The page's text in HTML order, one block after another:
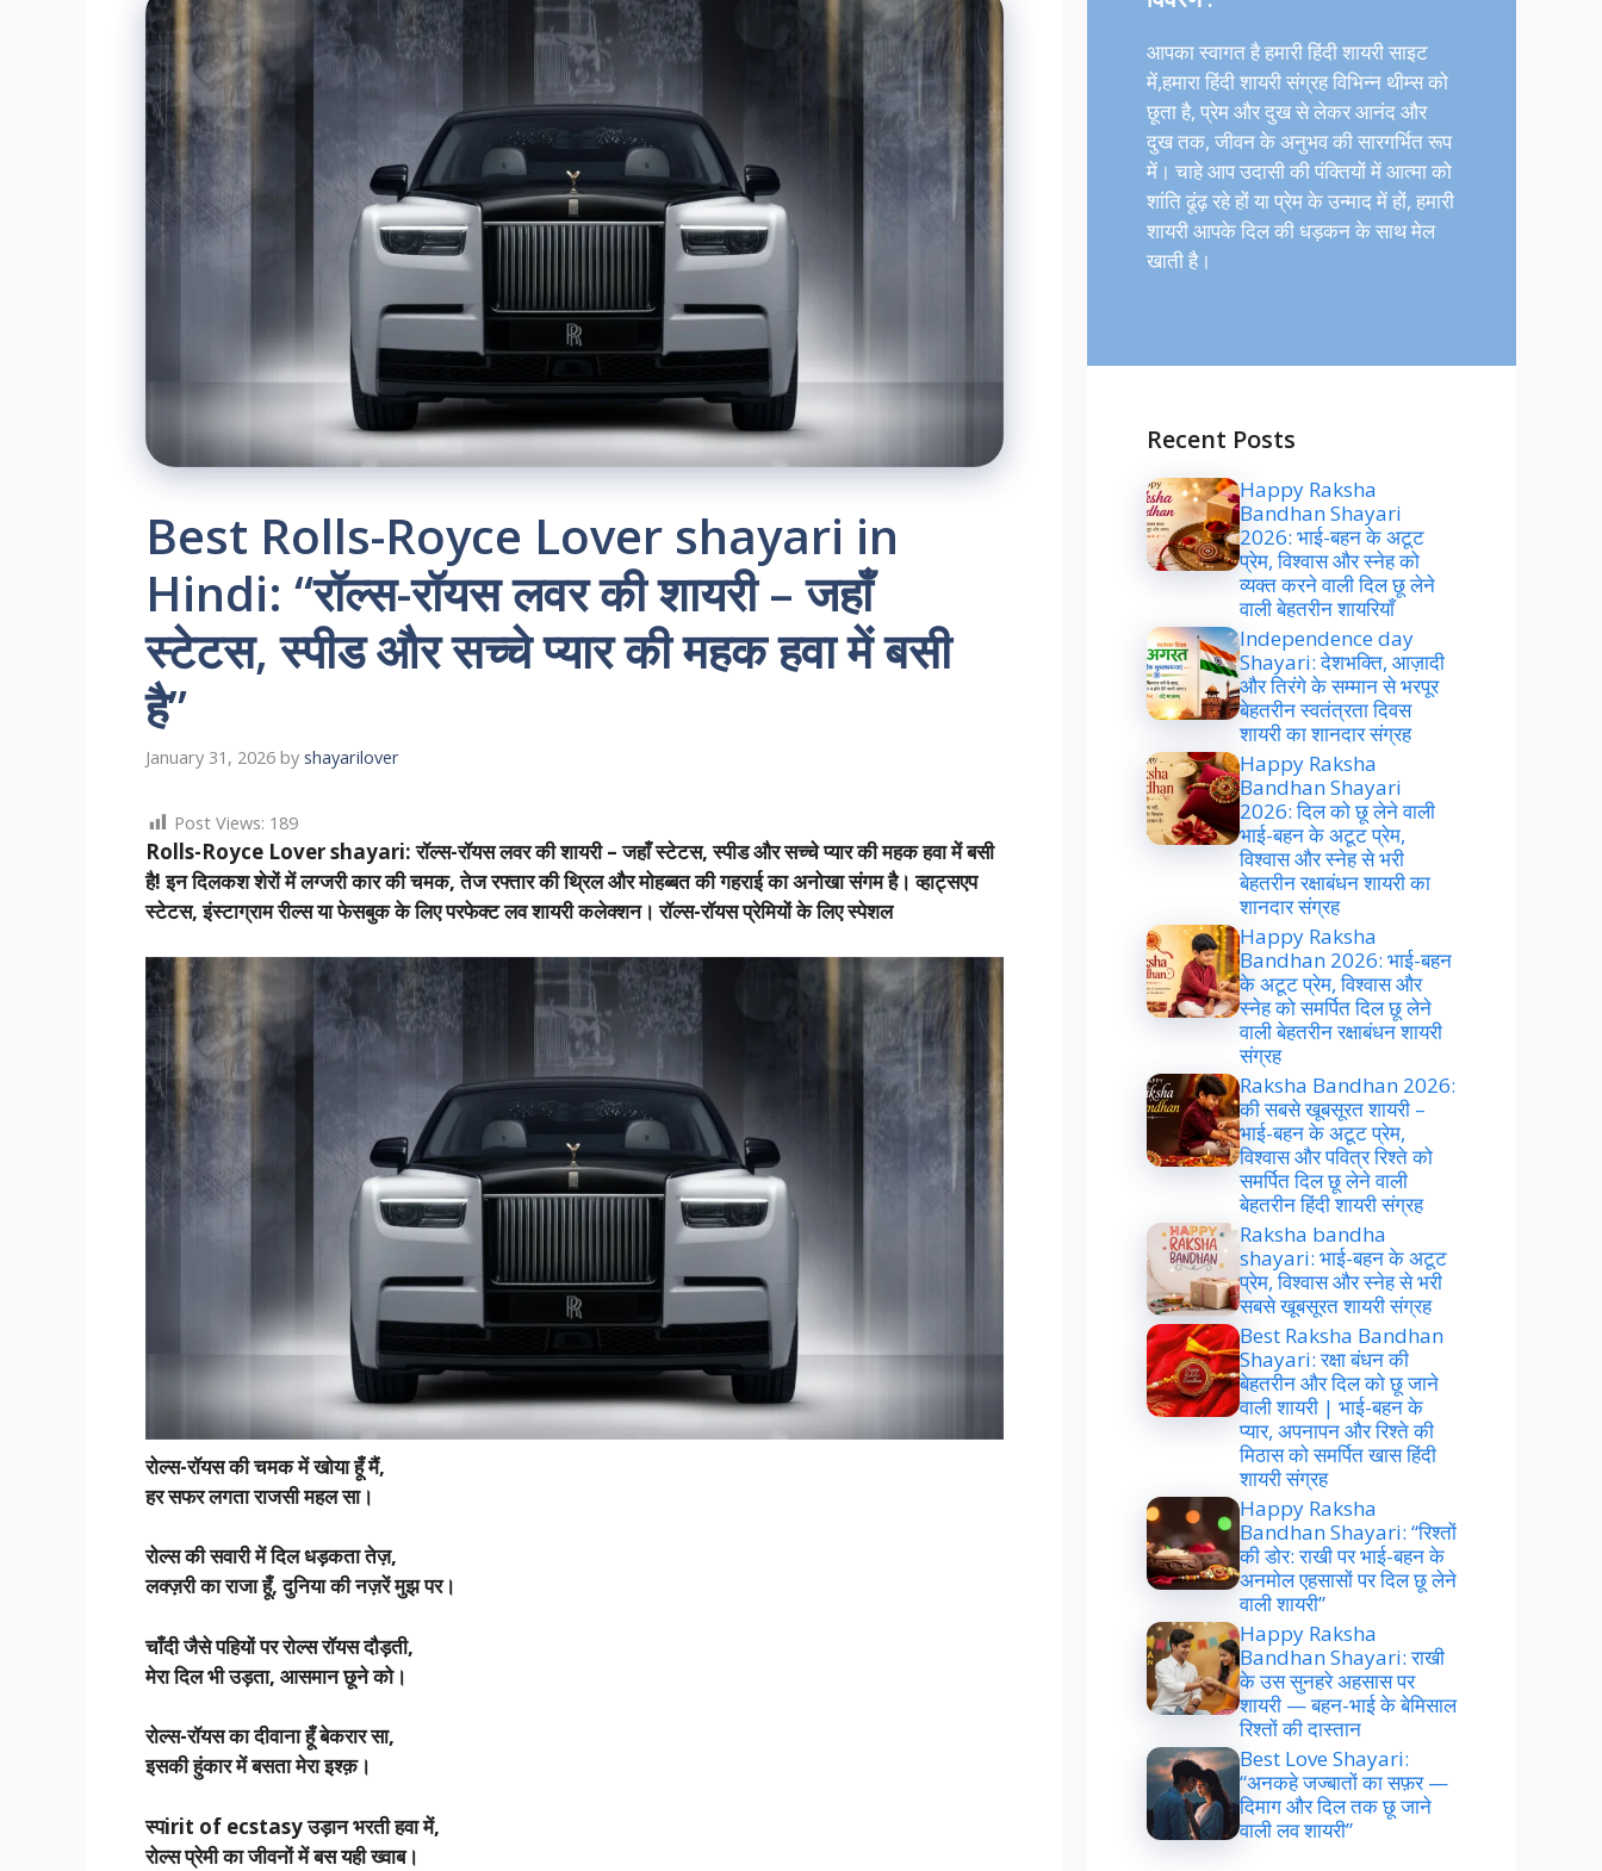
Best Rolls-Royce Lover shayari in
Hindi: “रॉल्स-रॉयस लवर की शायरी – जहाँ
स्टेटस, स्पीड और सच्चे प्यार की महक हवा में बसी
है”
January 31, 2026 by shayarilover
Post Views: 189
Rolls-Royce Lover shayari: रॉल्स-रॉयस लवर की शायरी – जहाँ स्टेटस, स्पीड और सच्चे प्यार की महक हवा में बसी
है! इन दिलकश शेरों में लग्जरी कार की चमक, तेज रफ्तार की थ्रिल और मोहब्बत की गहराई का अनोखा संगम है। व्हाट्सएप
स्टेटस, इंस्टाग्राम रील्स या फेसबुक के लिए परफेक्ट लव शायरी कलेक्शन। रॉल्स-रॉयस प्रेमियों के लिए स्पेशल
रोल्स-रॉयस की चमक में खोया हूँ मैं,
हर सफर लगता राजसी महल सा।
रोल्स की सवारी में दिल धड़कता तेज़,
लक्ज़री का राजा हूँ, दुनिया की नज़रें मुझ पर।
चाँदी जैसे पहियों पर रोल्स रॉयस दौड़ती,
मेरा दिल भी उड़ता, आसमान छूने को।
रोल्स-रॉयस का दीवाना हूँ बेकरार सा,
इसकी हुंकार में बसता मेरा इश्क़।
स्पirit of ecstasy उड़ान भरती हवा में,
रोल्स प्रेमी का जीवनों में बस यही ख्वाब।
आपका स्वागत है हमारी हिंदी शायरी साइट
में,हमारा हिंदी शायरी संग्रह विभिन्न थीम्स को
छूता है, प्रेम और दुख से लेकर आनंद और
दुख तक, जीवन के अनुभव की सारगर्भित रूप
में। चाहे आप उदासी की पंक्तियों में आत्मा को
शांति ढूंढ़ रहे हों या प्रेम के उन्माद में हों, हमारी
शायरी आपके दिल की धड़कन के साथ मेल
खाती है।
Recent Posts
Happy Raksha
Bandhan Shayari
2026: भाई-बहन के अटूट
प्रेम, विश्वास और स्नेह को
व्यक्त करने वाली दिल छू लेने
वाली बेहतरीन शायरियाँ
Independence day
Shayari: देशभक्ति, आज़ादी
और तिरंगे के सम्मान से भरपूर
बेहतरीन स्वतंत्रता दिवस
शायरी का शानदार संग्रह
Happy Raksha
Bandhan Shayari
2026: दिल को छू लेने वाली
भाई-बहन के अटूट प्रेम,
विश्वास और स्नेह से भरी
बेहतरीन रक्षाबंधन शायरी का
शानदार संग्रह
Happy Raksha
Bandhan 2026: भाई-बहन
के अटूट प्रेम, विश्वास और
स्नेह को समर्पित दिल छू लेने
वाली बेहतरीन रक्षाबंधन शायरी
संग्रह
Raksha Bandhan 2026:
की सबसे खूबसूरत शायरी –
भाई-बहन के अटूट प्रेम,
विश्वास और पवित्र रिश्ते को
समर्पित दिल छू लेने वाली
बेहतरीन हिंदी शायरी संग्रह
Raksha bandha
shayari: भाई-बहन के अटूट
प्रेम, विश्वास और स्नेह से भरी
सबसे खूबसूरत शायरी संग्रह
Best Raksha Bandhan
Shayari: रक्षा बंधन की
बेहतरीन और दिल को छू जाने
वाली शायरी | भाई-बहन के
प्यार, अपनापन और रिश्ते की
मिठास को समर्पित खास हिंदी
शायरी संग्रह
Happy Raksha
Bandhan Shayari: “रिश्तों
की डोर: राखी पर भाई-बहन के
अनमोल एहसासों पर दिल छू लेने
वाली शायरी”
Happy Raksha
Bandhan Shayari: राखी
के उस सुनहरे अहसास पर
शायरी — बहन-भाई के बेमिसाल
रिश्तों की दास्तान
Best Love Shayari:
“अनकहे जज्बातों का सफ़र —
दिमाग और दिल तक छू जाने
वाली लव शायरी”